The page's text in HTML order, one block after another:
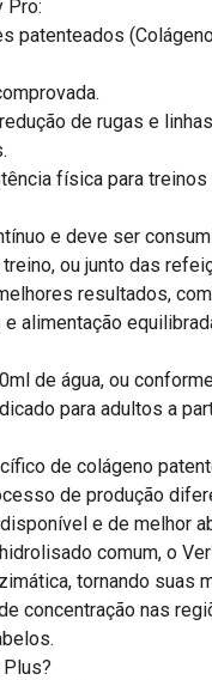
Pro:
patenteados
de rugas e
física para
e deve ser
ou junto das
resultados,
alimentação
de água, ou
para adultos a
de colágeno
de produção
e de melhor
comum, o
tornando suas
concentração nas